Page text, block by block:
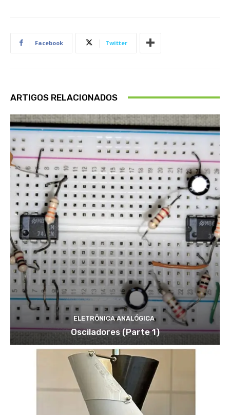
Facebook Twitter
ARTIGOS RELACIONADOS
ELETRÔNICA ANALÓGICA
Osciladores (Parte 1)